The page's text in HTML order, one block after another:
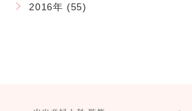
2016年 (55)